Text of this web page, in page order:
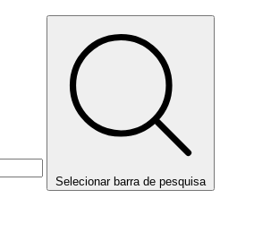
Selecionar barra de pesquisa